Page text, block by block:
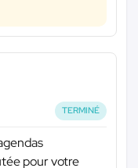
TERMINÉ
pour votre